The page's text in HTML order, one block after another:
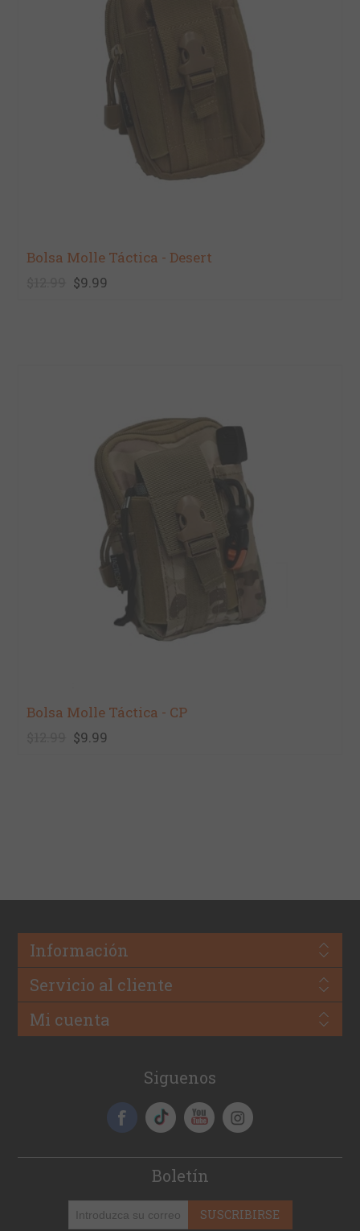
Bolsa Molle Táctica - Desert
$9.99
Bolsa Molle Táctica - CP
$9.99
Información
Servicio al cliente
Mi cuenta
Siguenos
Boletín
SUSCRIBIRSE